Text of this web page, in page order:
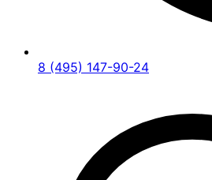
8 (495) 147-90-24